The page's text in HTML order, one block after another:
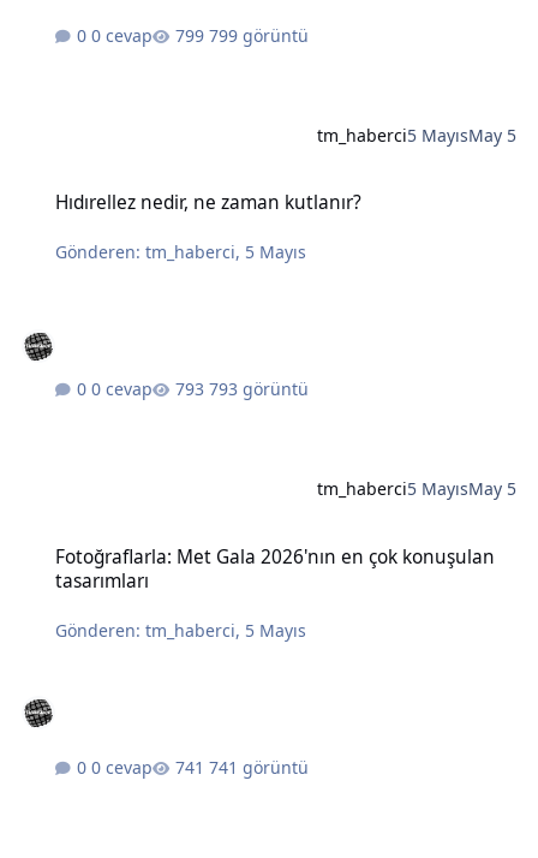
0 cevap 799 görüntü
tm_haberci5 MayısMay 5
Hıdırellez nedir, ne zaman kutlanır?
Gönderen:tm_haberci, 5 Mayıs
0 cevap 793 görüntü
tm_haberci5 MayısMay 5
Fotoğraflarla: Met Gala 2026'nın en çok konuşulan
tasarımları
Gönderen:tm_haberci, 5 Mayıs
0 cevap 741 görüntü